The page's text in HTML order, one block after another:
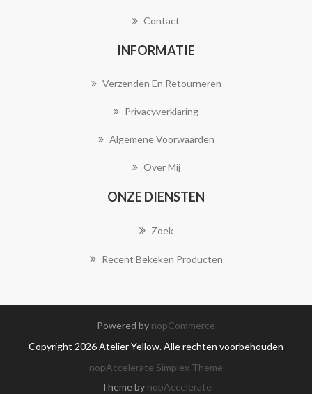
Contact
INFORMATIE
Verzenden En Retourneren
Privacyverklaring
Algemene Voorwaarden
Over Mij
ONZE DIENSTEN
Zoek
Recent Bekeken Producten
Powered by nopCommerce
Copyright 2026 Atelier Yellow. Alle rechten voorbehouden
nopAccelerate Simplex Theme
Theme by nopAccelerate